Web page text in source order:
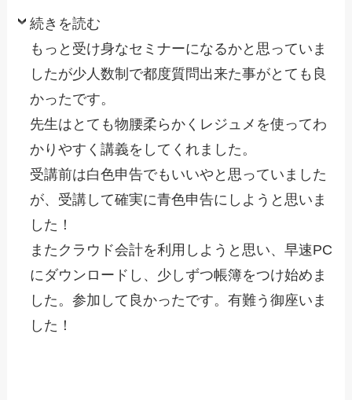
続きを読む
もっと受け身なセミナーになるかと思っていま
したが少人数制で都度質問出来た事がとても良
かったです。
先生はとても物腰柔らかくレジュメを使ってわ
かりやすく講義をしてくれました。
受講前は白色申告でもいいやと思っていました
が、受講して確実に青色申告にしようと思いま
した！
またクラウド会計を利用しようと思い、早速PC
にダウンロードし、少しずつ帳簿をつけ始めま
した。参加して良かったです。有難う御座いま
した！